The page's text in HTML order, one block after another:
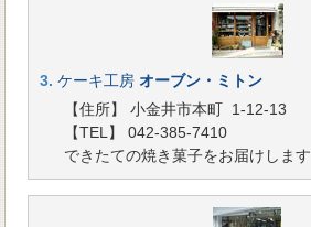
3. ケーキ工房 オーブン・ミトン
【住所】 小金井市本町 1-12-13
【TEL】 042-385-7410
できたての焼き菓子をお届けします